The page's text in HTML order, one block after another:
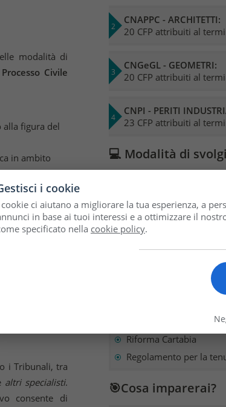
modalità di
Processo Civile
figura del
in ambito
e
tramite il
ampliando
requisiti,
i Tribunali, tra
altri specialisti.
consente di
CNAPPC - ARCHITETTI:
20 CFP attribuiti al
CNGeGL - GEOMETRI:
20 CFP attribuiti al
CNPI - PERITI
23 CFP attribuiti al
💻 Modalità di
accessibile da
vuoi. Al termine ricevi
Carichiamo noi i
📌 Riferimenti
Codice di Procedura
Riforma Cartabia
Regolamento per la
🎯Cosa imparerai?
i cookie
cookie ci aiutano a migliorare la tua esperienza, a
in base ai tuoi interessi e a ottimizzare il
specificato nella cookie policy.